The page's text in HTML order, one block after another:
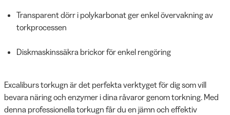
Transparent dörr i polykarbonat ger enkel övervakning av
torkprocessen
Diskmaskinssäkra brickor för enkel rengöring
Excaliburs torkugn är det perfekta verktyget för dig som vill
bevara näring och enzymer i dina råvaror genom torkning. Med
denna professionella torkugn får du en jämn och effektiv